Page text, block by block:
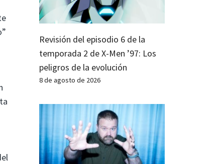
Revisión del episodio 6 de la
temporada 2 de X-Men ’97: Los
peligros de la evolución
8 de agosto de 2026